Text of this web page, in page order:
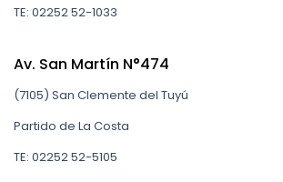
TE: 02252 52-1033
Av. San Martín N°474
(7105) San Clemente del Tuyú
Partido de La Costa
TE: 02252 52-5105